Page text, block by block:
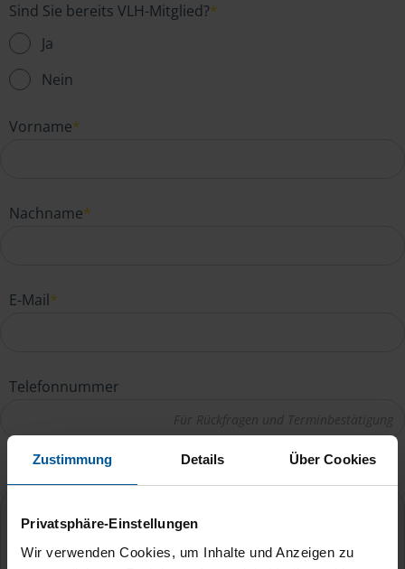
Zustimmung Details Über Cookies
Privatsphäre-Einstellungen
Wir verwenden Cookies, um Inhalte und Anzeigen zu
Sind Sie bereits VLH-Mitglied?*
Ja
Nein
Vorname*
Nachname*
E-Mail*
Telefonnummer
Ihre Nachricht an Uta Fehse